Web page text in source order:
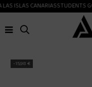
ISLAS CANARIASSTUDENTS
-15,98 €